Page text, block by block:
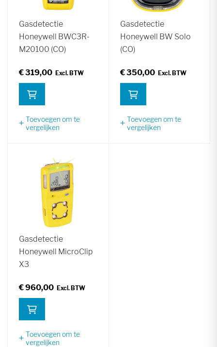
Gasdetectie
Honeywell BWC3R-
M20100 (CO)
€ 319,00
Toevoegen om te
vergelijken
Gasdetectie
Honeywell BW Solo
(CO)
€ 350,00
Toevoegen om te
vergelijken
Gasdetectie
Honeywell MicroClip
X3
€ 960,00
Toevoegen om te
vergelijken